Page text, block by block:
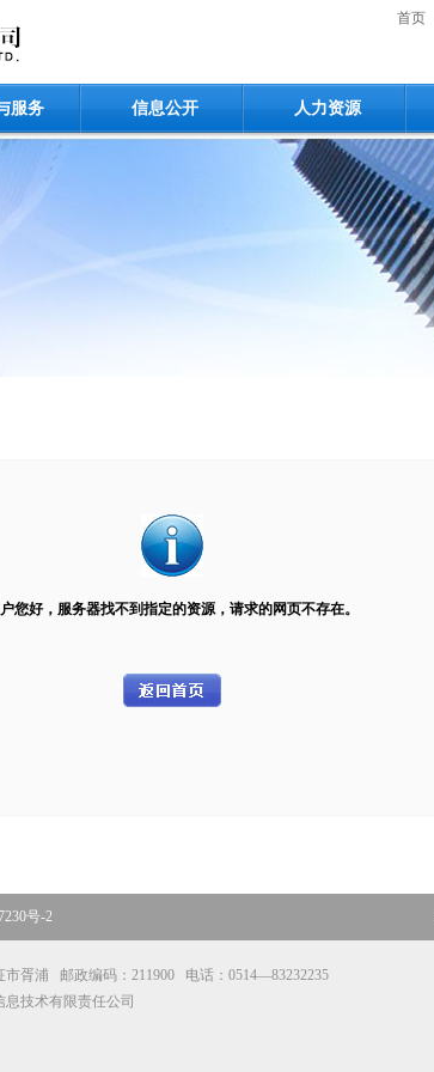
首页
服务 信息公开 人力资源
您好，服务器找不到指定的资源，请求的网页不存在。
号-2
市胥浦 邮政编码：211900 电话：0514—83232235
技术有限责任公司